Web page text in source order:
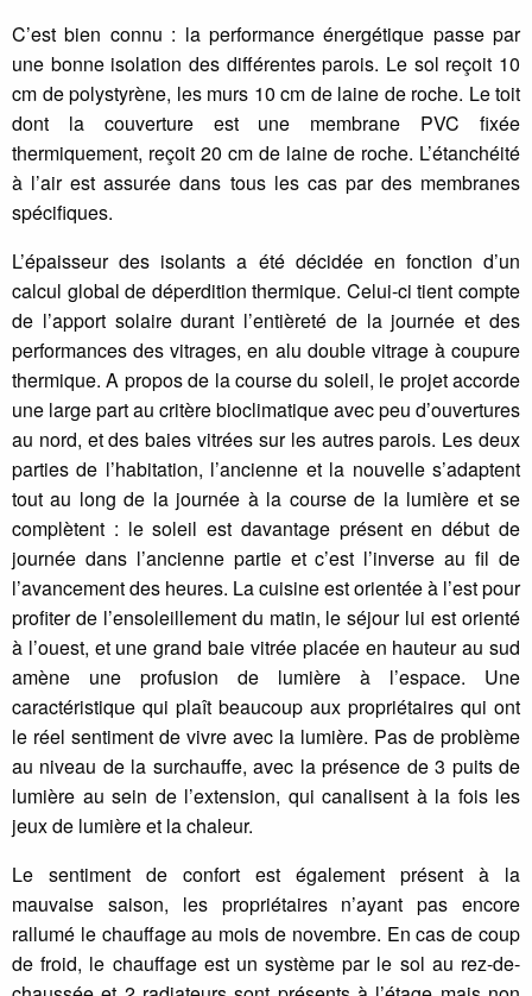
C’est bien connu : la performance énergétique passe par
une bonne isolation des différentes parois. Le sol reçoit 10
cm de polystyrène, les murs 10 cm de laine de roche. Le toit
dont la couverture est une membrane PVC fixée
thermiquement, reçoit 20 cm de laine de roche. L’étanchéité
à l’air est assurée dans tous les cas par des membranes
spécifiques.
L’épaisseur des isolants a été décidée en fonction d’un
calcul global de déperdition thermique. Celui-ci tient compte
de l’apport solaire durant l’entièreté de la journée et des
performances des vitrages, en alu double vitrage à coupure
thermique. A propos de la course du soleil, le projet accorde
une large part au critère bioclimatique avec peu d’ouvertures
au nord, et des baies vitrées sur les autres parois. Les deux
parties de l’habitation, l’ancienne et la nouvelle s’adaptent
tout au long de la journée à la course de la lumière et se
complètent : le soleil est davantage présent en début de
journée dans l’ancienne partie et c’est l’inverse au fil de
l’avancement des heures. La cuisine est orientée à l’est pour
profiter de l’ensoleillement du matin, le séjour lui est orienté
à l’ouest, et une grand baie vitrée placée en hauteur au sud
amène une profusion de lumière à l’espace. Une
caractéristique qui plaît beaucoup aux propriétaires qui ont
le réel sentiment de vivre avec la lumière. Pas de problème
au niveau de la surchauffe, avec la présence de 3 puits de
lumière au sein de l’extension, qui canalisent à la fois les
jeux de lumière et la chaleur.
Le sentiment de confort est également présent à la
mauvaise saison, les propriétaires n’ayant pas encore
rallumé le chauffage au mois de novembre. En cas de coup
de froid, le chauffage est un système par le sol au rez-de-